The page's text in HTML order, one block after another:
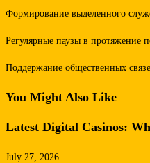
Формирование выделенного
Регулярные паузы в протяжение
Поддержание общественных
You Might Also Like
Latest Digital Casinos:
July 27, 2026